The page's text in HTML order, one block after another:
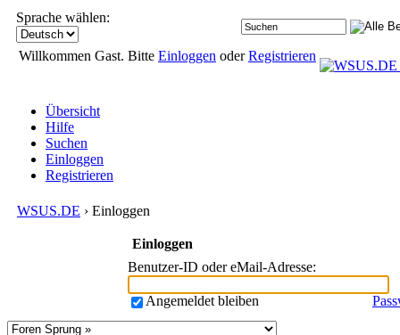
Sprache wählen:
Willkommen Gast. Bitte Einloggen oderRegistrieren
Übersicht
Hilfe
Suchen
Einloggen
Registrieren
WSUS.DE › Einloggen
Einloggen
Benutzer-ID oder eMail-Adresse:
Angemeldet bleiben